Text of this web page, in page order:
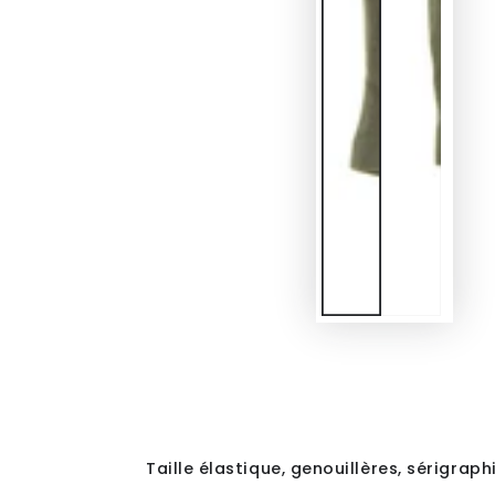
Taille élastique, genouillères,